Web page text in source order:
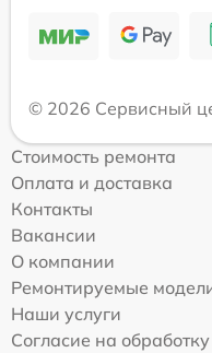
© 2026 Сервисный
Стоимость ремонта
Оплата и доставка
Контакты
Вакансии
О компании
Ремонтируемые
Наши услуги
Согласие на